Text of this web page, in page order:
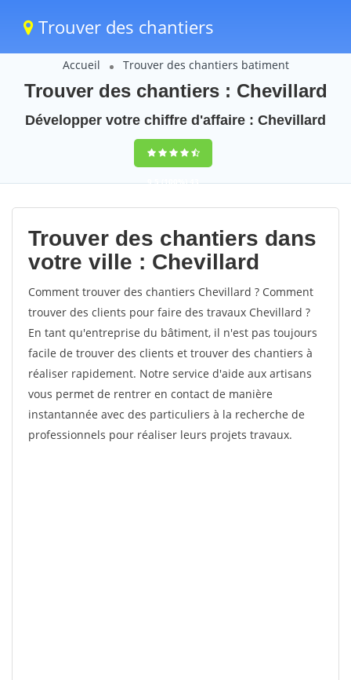
Trouver des chantiers
Accueil Trouver des chantiers batiment
Trouver des chantiers : Chevillard
Développer votre chiffre d'affaire : Chevillard
9,5(100%)43
votes
Trouver des chantiers dans
votre ville : Chevillard
Comment trouver des chantiers Chevillard ? Comment
trouver des clients pour faire des travaux Chevillard ?
En tant qu'entreprise du bâtiment, il n'est pas toujours
facile de trouver des clients et trouver des chantiers à
réaliser rapidement. Notre service d'aide aux artisans
vous permet de rentrer en contact de manière
instantannée avec des particuliers à la recherche de
professionnels pour réaliser leurs projets travaux.